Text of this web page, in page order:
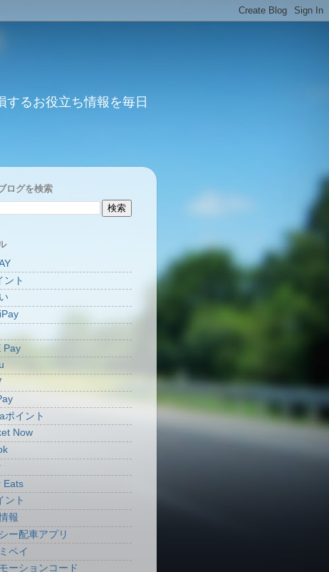
るお役立ち情報を毎日
ログを検索
ント
Pay
ポイント
Now
Eats
ント
報
ー配車アプリ
ペイ
ーションコード